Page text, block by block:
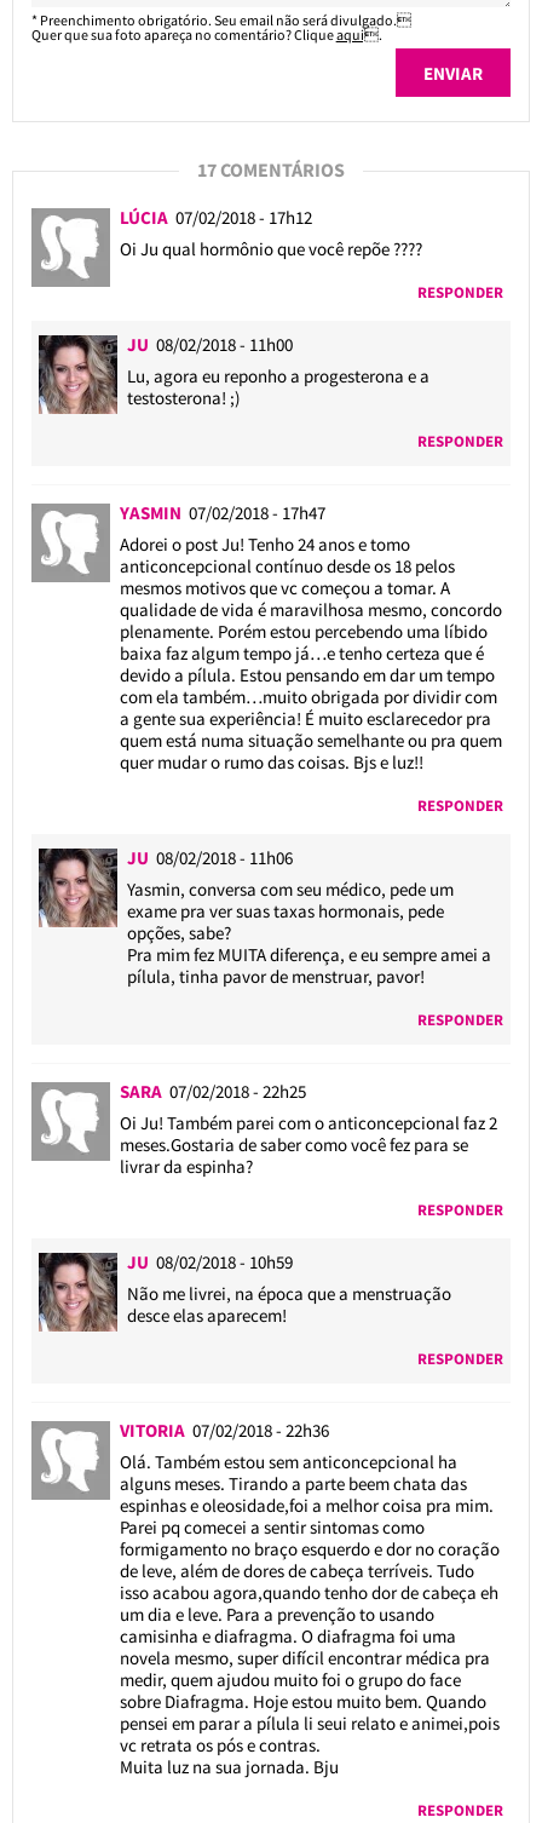
* Preenchimento obrigatório. Seu email não será divulgado.
Quer que sua foto apareça no comentário? Cliqueaqui.
17 COMENTÁRIOS
LÚCIA 07/02/2018 - 17h12
Oi Ju qual hormônio que você repõe ????
RESPONDER
JU 08/02/2018 - 11h00
Lu, agora eu reponho a progesterona e a
testosterona! ;)
RESPONDER
YASMIN 07/02/2018 - 17h47
Adorei o post Ju! Tenho 24 anos e tomo
anticoncepcional contínuo desde os 18 pelos
mesmos motivos que vc começou a tomar. A
qualidade de vida é maravilhosa mesmo, concordo
plenamente. Porém estou percebendo uma líbido
baixa faz algum tempo já…e tenho certeza que é
devido a pílula. Estou pensando em dar um tempo
com ela também…muito obrigada por dividir com
a gente sua experiência! É muito esclarecedor pra
quem está numa situação semelhante ou pra quem
quer mudar o rumo das coisas. Bjs e luz!!
RESPONDER
JU 08/02/2018 - 11h06
Yasmin, conversa com seu médico, pede um
exame pra ver suas taxas hormonais, pede
opções, sabe?
Pra mim fez MUITA diferença, e eu sempre amei a
pílula, tinha pavor de menstruar, pavor!
RESPONDER
SARA 07/02/2018 - 22h25
Oi Ju! Também parei com o anticoncepcional faz 2
meses.Gostaria de saber como você fez para se
livrar da espinha?
RESPONDER
JU 08/02/2018 - 10h59
Não me livrei, na época que a menstruação
desce elas aparecem!
RESPONDER
VITORIA 07/02/2018 - 22h36
Olá. Também estou sem anticoncepcional ha
alguns meses. Tirando a parte beem chata das
espinhas e oleosidade,foi a melhor coisa pra mim.
Parei pq comecei a sentir sintomas como
formigamento no braço esquerdo e dor no coração
de leve, além de dores de cabeça terríveis. Tudo
isso acabou agora,quando tenho dor de cabeça eh
um dia e leve. Para a prevenção to usando
camisinha e diafragma. O diafragma foi uma
novela mesmo, super difícil encontrar médica pra
medir, quem ajudou muito foi o grupo do face
sobre Diafragma. Hoje estou muito bem. Quando
pensei em parar a pílula li seui relato e animei,pois
vc retrata os pós e contras.
Muita luz na sua jornada. Bju
RESPONDER